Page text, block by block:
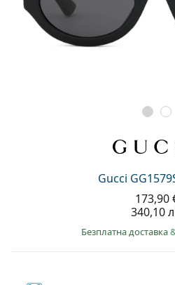
Gucci
173,90
340,10
Безплатна доставка